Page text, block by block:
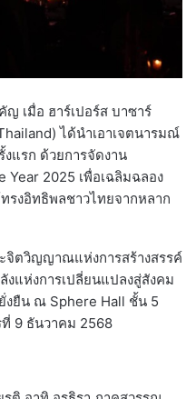
เมื่อ ฮาร์เปอร์ส บาซาร์
ได้นำเอาเจตนารมณ์
แรก ด้วยการจัดงาน
Year 2025 เพื่อเฉลิมฉลอง
รงอิทธิพลชาวไทยจากหลาก
จิตวิญญาณแห่งการสร้างสรรค์
แห่งการเปลี่ยนแปลงสู่สังคม
งยืน ณ Sphere Hall ชั้น 5
ที่ 9 ธันวาคม 2568